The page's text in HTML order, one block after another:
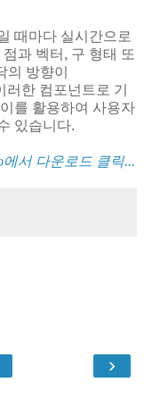
때마다 실시간으로
과 벡터, 구 형태 또
방향이
한 컴포넌트로 기
를 활용하여 사용자
있습니다.
에서 다운로드 클릭...
›